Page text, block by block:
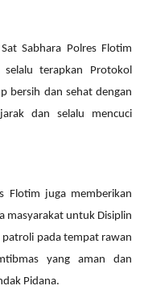
Sabhara Polres Flotim
terapkan Protokol
bersih dan sehat dengan
dan selalu mencuci
Flotim juga memberikan
masyarakat untuk Disiplin
patroli pada tempat rawan
yang aman dan
Pidana.